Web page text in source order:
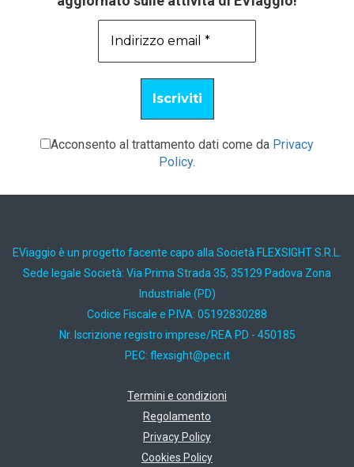
Acconsento al trattamento dati come da Privacy
Policy.
EViaggio è un progetto facente capo alla Società FLEXSIGHT S.R.L.
Sede legale Società: Via Prima Strada 35, 35129 Padova Zona
Industriale (PD)
Codice Fiscale e P.IVA: 05192830288
Nr. Iscrizione registro imprese/REA PD - 450185
PEC: ti.cep@thgisxelf
Termini e condizioni
Regolamento
Privacy Policy
Cookies Policy